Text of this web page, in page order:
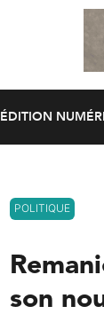
ÉDITION
POLITIQUE
son